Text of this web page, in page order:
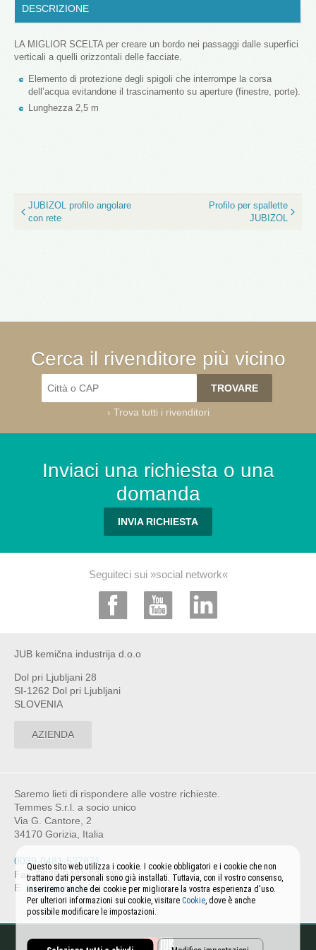
DESCRIZIONE
LA MIGLIOR SCELTA per creare un bordo nei passaggi dalle superfici
verticali a quelli orizzontali delle facciate.
Elemento di protezione degli spigoli che interrompe la corsa
dell’acqua evitandone il trascinamento su aperture (finestre, porte).
Lunghezza 2,5 m
JUBIZOL profilo angolare
con rete
Profilo per spallette
JUBIZOL
Cerca il rivenditore più vicino
› Trova tutti i rivenditori
Inviaci una richiesta o una
domanda
INVIA RICHIESTA
Seguiteci sui »social network«
JUB kemična industrija d.o.o
Dol pri Ljubljani 28
SI-1262 Dol pri Ljubljani
SLOVENIA
AZIENDA
Saremo lieti di rispondere alle vostre richieste.
Temmes S.r.l. a socio unico
Via G. Cantore, 2
34170 Gorizia, Italia
0039-0481-537871
Fax: 0039-0481-537896
E: info@temmes.it
Questo sito web utilizza i cookie. I cookie obbligatori e i cookie che non
trattano dati personali sono già installati. Tuttavia, con il vostro consenso,
inseriremo anche dei cookie per migliorare la vostra esperienza d'uso.
Per ulteriori informazioni sui cookie, visitareCookie, dove è anche
possibile modificare le impostazioni.